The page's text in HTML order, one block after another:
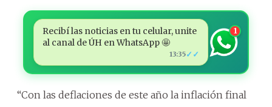
Recibí las noticias en tu celular, unite
al canal de ÚH en WhatsApp 🤩
13:35✓✓
1
“Con las deflaciones de este año la inflación final